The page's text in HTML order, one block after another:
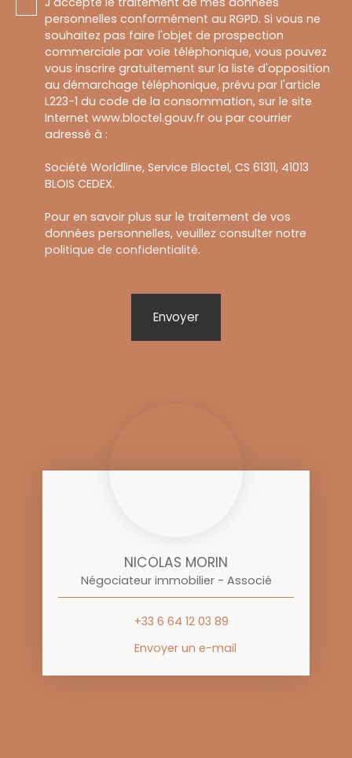
personnelles conformément au RGPD. Si vous ne
souhaitez pas faire l'objet de prospection
commerciale par voie téléphonique, vous pouvez
vous inscrire gratuitement sur la liste d'opposition
au démarchage téléphonique, prévu par l'article
L223-1 du code de la consommation, sur le site
Internet www.bloctel.gouv.fr ou par courrier
adressé à :
Société Worldline, Service Bloctel, CS 61311, 41013
BLOIS CEDEX.
Pour en savoir plus sur le traitement de vos
données personnelles, veuillez consulter notre
politique de confidentialité.
Envoyer
NICOLAS MORIN
Négociateur immobilier - Associé
+33 6 64 12 03 89
Envoyer un e-mail